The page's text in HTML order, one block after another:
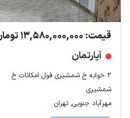
قیمت: 13,580,000,000 تومان
آپارتمان
۲ خوابه خ شمشیری فول امکانات خ
شمشیری
مهرآباد جنوبی, تهران